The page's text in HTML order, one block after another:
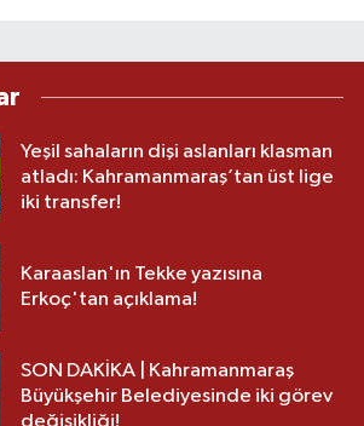
Yeşil sahaların dişi aslanları klasman
atladı: Kahramanmaraş’tan üst lige
iki transfer!
Karaaslan'ın Tekke yazısına
Erkoç'tan açıklama!
SON DAKİKA | Kahramanmaraş
Büyükşehir Belediyesinde iki görev
değişikliği!